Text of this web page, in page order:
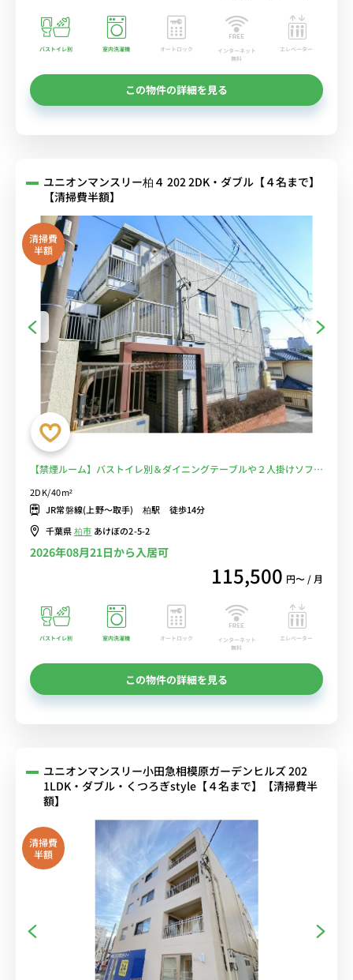
バストイレ別 室内洗濯機 オートロック
インターネット
無料
エレベーター
この物件の詳細を見る
ユニオンマンスリー柏４ 202 2DK・ダブル【４名まで】
【清掃費半額】
清掃費
半額
【禁煙ルーム】バストイレ別＆ダイニングテーブルや２人掛けソファ
■選べるWi-Fi格安レンタル中！
2DK/40m²
JR常磐線(上野～取手) 柏駅 徒歩14分
千葉県柏市 あけぼの2-5-2
2026年08月21日から入居可
115,500 円〜 / 月
バストイレ別 室内洗濯機 オートロック
インターネット
無料
エレベーター
この物件の詳細を見る
ユニオンマンスリー小田急相模原ガーデンヒルズ 202
1LDK・ダブル・くつろぎstyle【４名まで】【清掃費半
額】
清掃費
半額